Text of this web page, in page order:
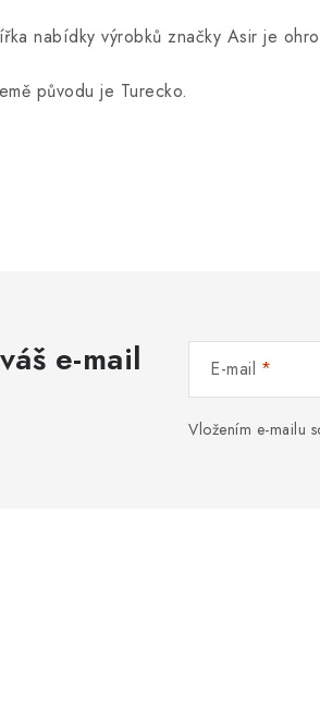
nabídky výrobků značky Asir je
původu je Turecko.
e-mail E-mail
Vložením e-mailu